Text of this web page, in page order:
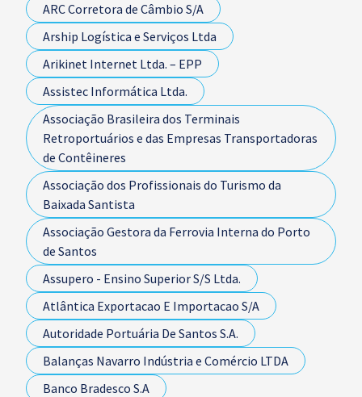
ARC Corretora de Câmbio S/A
Arship Logística e Serviços Ltda
Arikinet Internet Ltda. – EPP
Assistec Informática Ltda.
Associação Brasileira dos Terminais
Retroportuários e das Empresas Transportadoras
de Contêineres
Associação dos Profissionais do Turismo da
Baixada Santista
Associação Gestora da Ferrovia Interna do Porto
de Santos
Assupero - Ensino Superior S/S Ltda.
Atlântica Exportacao E Importacao S/A
Autoridade Portuária De Santos S.A.
Balanças Navarro Indústria e Comércio LTDA
Banco Bradesco S.A